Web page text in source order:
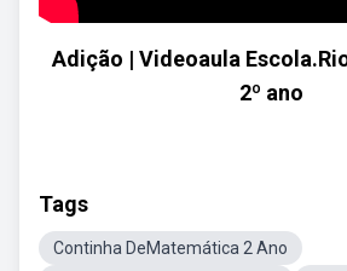
Adição | Videoaula
2º ano
Tags
Continha DeMatemática 2 Ano